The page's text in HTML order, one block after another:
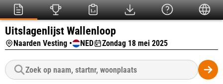
Uitslagenlijst Wallenloop
Naarden Vesting • NED Zondag 18 mei 2025